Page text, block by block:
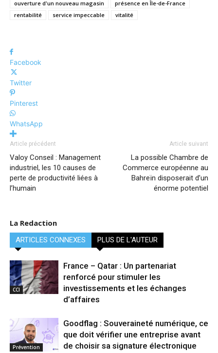
ouverture d'un nouveau magasin
présence en Île-de-France
rentabilité
service impeccable vitalité
Facebook
Twitter
Pinterest
WhatsApp
Article précédent
Valoy Conseil : Management
industriel, les 10 causes de
perte de productivité liées à
l’humain
Article suivant
La possible Chambre de
Commerce européenne au
Bahreïn disposerait d’un
énorme potentiel
La Redaction
ARTICLES CONNEXES PLUS DE L'AUTEUR
CCI
France – Qatar : Un partenariat
renforcé pour stimuler les
investissements et les échanges
d’affaires
Prévention
Goodflag : Souveraineté numérique, ce
que doit vérifier une entreprise avant
de choisir sa signature électronique